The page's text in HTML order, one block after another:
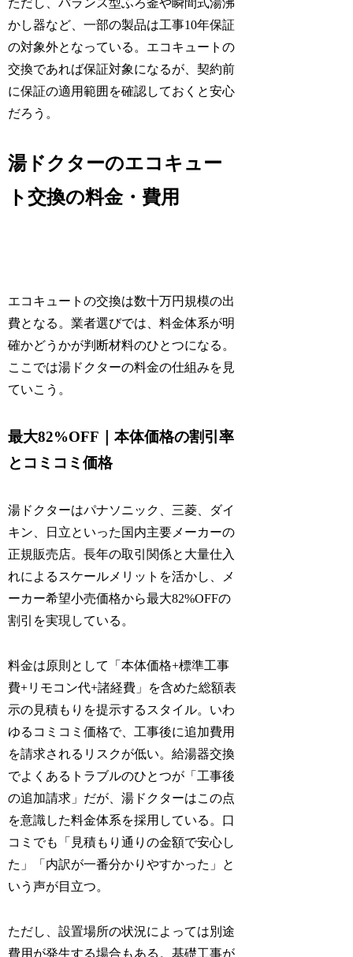
かし器など、一部の製品は工事10年保証
の対象外となっている。エコキュートの
交換であれば保証対象になるが、契約前
に保証の適用範囲を確認しておくと安心
だろう。
湯ドクターのエコキュー
ト交換の料金・費用
エコキュートの交換は数十万円規模の出
費となる。業者選びでは、料金体系が明
確かどうかが判断材料のひとつになる。
ここでは湯ドクターの料金の仕組みを見
ていこう。
最大82%OFF｜本体価格の割引率
とコミコミ価格
湯ドクターはパナソニック、三菱、ダイ
キン、日立といった国内主要メーカーの
正規販売店。長年の取引関係と大量仕入
れによるスケールメリットを活かし、メ
ーカー希望小売価格から最大82%OFFの
割引を実現している。
料金は原則として「本体価格+標準工事
費+リモコン代+諸経費」を含めた総額表
示の見積もりを提示するスタイル。いわ
ゆるコミコミ価格で、工事後に追加費用
を請求されるリスクが低い。給湯器交換
でよくあるトラブルのひとつが「工事後
の追加請求」だが、湯ドクターはこの点
を意識した料金体系を採用している。口
コミでも「見積もり通りの金額で安心し
た」「内訳が一番分かりやすかった」と
いう声が目立つ。
ただし、設置場所の状況によっては別途
費用が発生する場合もある。基礎工事が